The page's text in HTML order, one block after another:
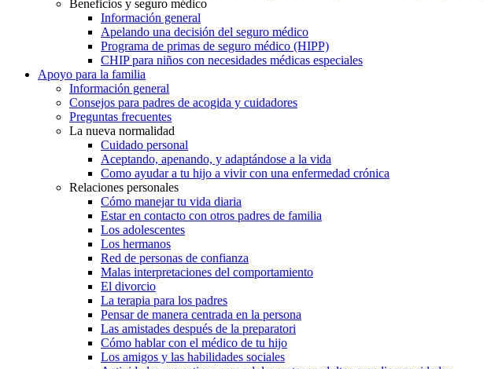
Beneficios y seguro médico
Información general
Apelando una decisión del seguro médico
Programa de primas de seguro médico (HIPP)
CHIP para niños con necesidades médicas especiales
Apoyo para la familia
Información general
Consejos para padres de acogida y cuidadores
Preguntas frecuentes
La nueva normalidad
Cuidado personal
Aceptando, apenando, y adaptándose a la vida
Como ayudar a tu hijo a vivir con una enfermedad crónica
Relaciones personales
Cómo manejar tu vida diaria
Estar en contacto con otros padres de familia
Los adolescentes
Los hermanos
Red de personas de confianza
Malas interpretaciones del comportamiento
El divorcio
La terapia para los padres
Pensar de manera centrada en la persona
Las amistades después de la preparatori
Cómo hablar con el médico de tu hijo
Los amigos y las habilidades sociales